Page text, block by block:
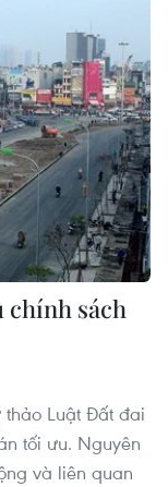
chính sách
thảo Luật Đất đai
tối ưu. Nguyên
và liên quan